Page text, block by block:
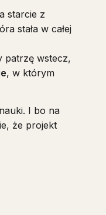
starcie z
stała w całej
patrzę wstecz,
, w którym
I bo na
że projekt